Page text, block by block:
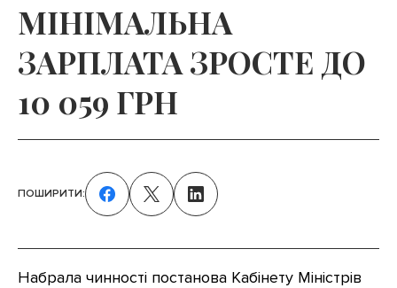
МІНІМАЛЬНА
ЗАРПЛАТА ЗРОСТЕ ДО
10 059 ГРН
Набрала чинності постанова Кабінету Міністрів
ПОШИРИТИ: